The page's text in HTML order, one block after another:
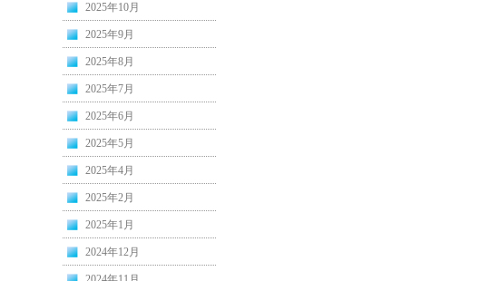
2025年10月
2025年9月
2025年8月
2025年7月
2025年6月
2025年5月
2025年4月
2025年2月
2025年1月
2024年12月